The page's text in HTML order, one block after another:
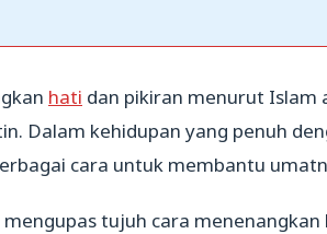
hati dan pikiran menurut Islam
Dalam kehidupan yang penuh
cara untuk membantu
tujuh cara